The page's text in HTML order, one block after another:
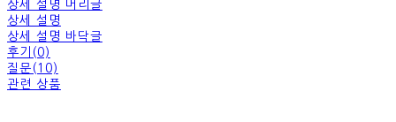
상세 설명 머리글
상세 설명
상세 설명 바닥글
후기(0)
질문(10)
관련 상품